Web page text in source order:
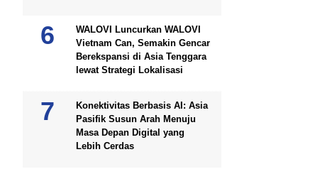
WALOVI Luncurkan WALOVI
Vietnam Can, Semakin Gencar
Berekspansi di Asia Tenggara
lewat Strategi Lokalisasi
Konektivitas Berbasis AI: Asia
Pasifik Susun Arah Menuju
Masa Depan Digital yang
Lebih Cerdas